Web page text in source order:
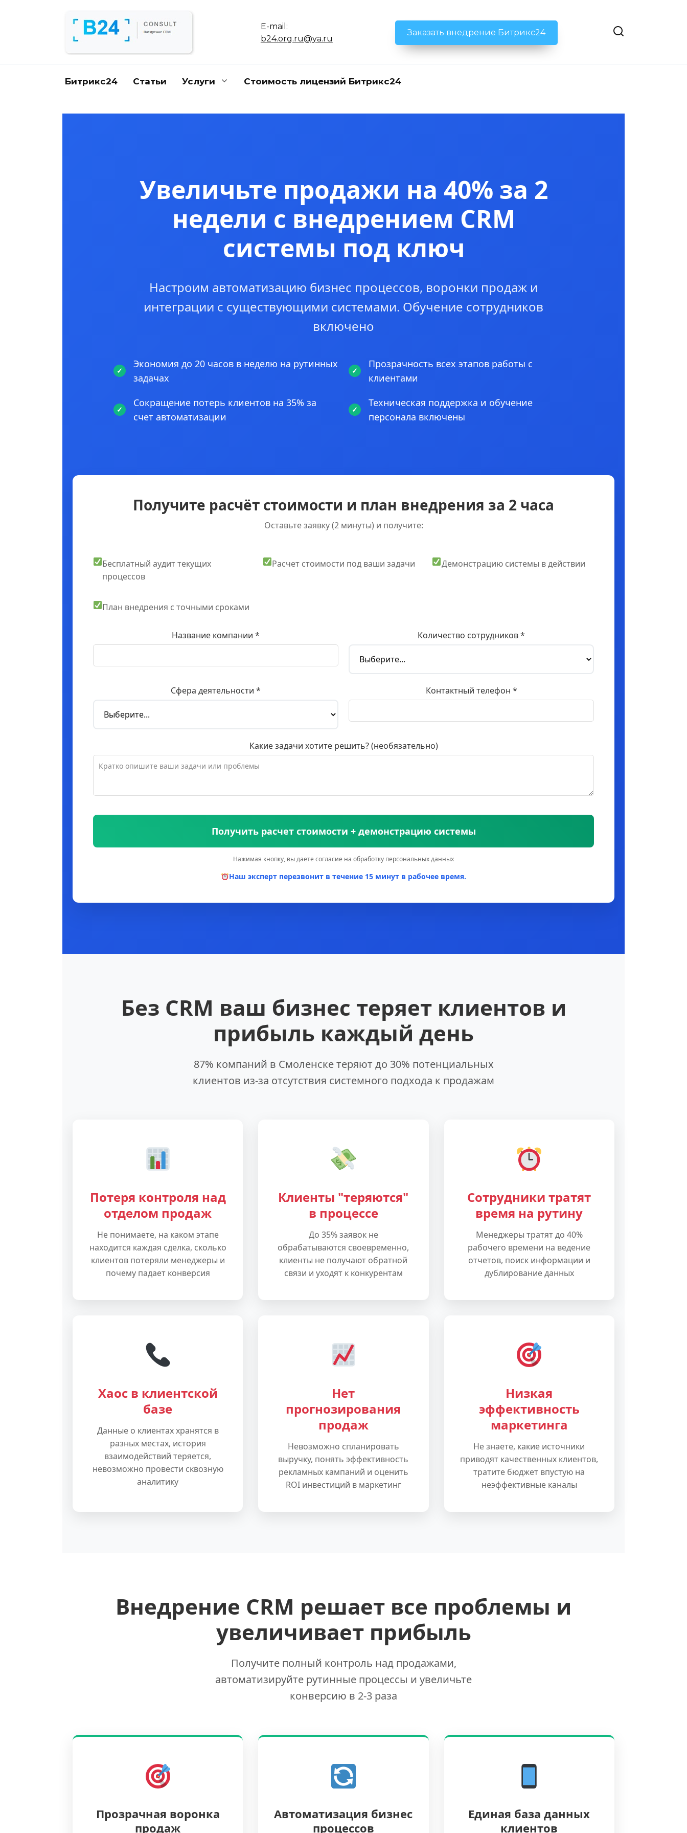
E-mail:
b24.org.ru@ya.ru
Заказать внедрение Битрикс24
Битрикс24 Статьи Услуги Стоимость лицензий Битрикс24
Увеличьте продажи на 40% за 2
недели с внедрением CRM
системы под ключ
Настроим автоматизацию бизнес процессов, воронки продаж и
интеграции с существующими системами. Обучение сотрудников
включено
Экономия до 20 часов в неделю на рутинных
задачах
Прозрачность всех этапов работы с
клиентами
Сокращение потерь клиентов на 35% за
счет автоматизации
Техническая поддержка и обучение
персонала включены
Получите расчёт стоимости и план внедрения за 2 часа
Оставьте заявку (2 минуты) и получите:
Бесплатный аудит текущих
процессов
Расчет стоимости под ваши задачи Демонстрацию системы в действии
План внедрения с точными сроками
Название компании * Количество сотрудников *
Сфера деятельности * Контактный телефон *
Какие задачи хотите решить? (необязательно)
Получить расчет стоимости + демонстрацию системы
Нажимая кнопку, вы даете согласие на обработку персональных данных
Наш эксперт перезвонит в течение 15 минут в рабочее время.
Без CRM ваш бизнес теряет клиентов и
прибыль каждый день
87% компаний в Смоленске теряют до 30% потенциальных
клиентов из-за отсутствия системного подхода к продажам
Потеря контроля над
отделом продаж
Не понимаете, на каком этапе
находится каждая сделка, сколько
клиентов потеряли менеджеры и
почему падает конверсия
Клиенты "теряются"
в процессе
До 35% заявок не
обрабатываются своевременно,
клиенты не получают обратной
связи и уходят к конкурентам
Сотрудники тратят
время на рутину
Менеджеры тратят до 40%
рабочего времени на ведение
отчетов, поиск информации и
дублирование данных
Хаос в клиентской
базе
Данные о клиентах хранятся в
разных местах, история
взаимодействий теряется,
невозможно провести сквозную
аналитику
Нет
прогнозирования
продаж
Невозможно спланировать
выручку, понять эффективность
рекламных кампаний и оценить
ROI инвестиций в маркетинг
Низкая
эффективность
маркетинга
Не знаете, какие источники
приводят качественных клиентов,
тратите бюджет впустую на
неэффективные каналы
Внедрение CRM решает все проблемы и
увеличивает прибыль
Получите полный контроль над продажами,
автоматизируйте рутинные процессы и увеличьте
конверсию в 2-3 раза
Прозрачная воронка
продаж
Автоматизация бизнес
процессов
Единая база данных
клиентов